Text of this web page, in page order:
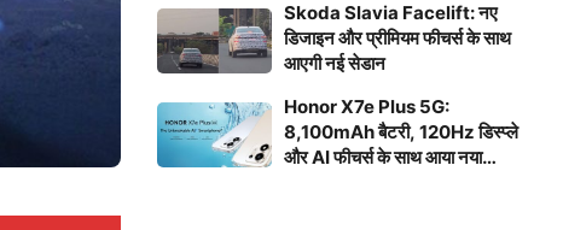
Skoda Slavia Facelift: नए
डिजाइन और प्रीमियम फीचर्स के साथ
आएगी नई सेडान
Honor X7e Plus 5G:
8,100mAh बैटरी, 120Hz डिस्प्ले
और AI फीचर्स के साथ आया नया